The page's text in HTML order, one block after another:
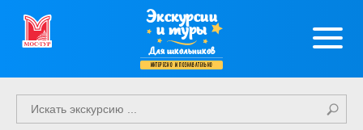
Экскурсии
и туры
Для школьников
интересно и познавательно